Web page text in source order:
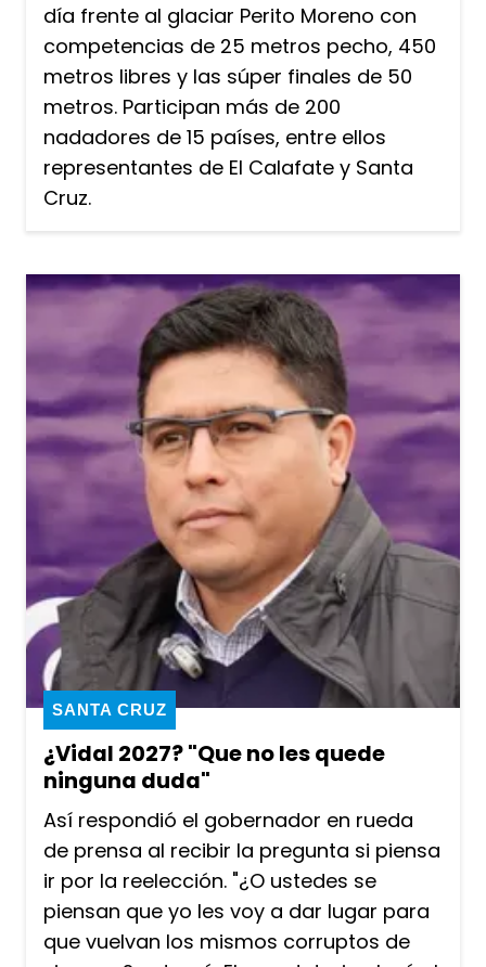
día frente al glaciar Perito Moreno con
competencias de 25 metros pecho, 450
metros libres y las súper finales de 50
metros. Participan más de 200
nadadores de 15 países, entre ellos
representantes de El Calafate y Santa
Cruz.
¿Vidal 2027? "Que no les quede
ninguna duda"
SANTA CRUZ
Así respondió el gobernador en rueda
de prensa al recibir la pregunta si piensa
ir por la reelección. "¿O ustedes se
piensan que yo les voy a dar lugar para
que vuelvan los mismos corruptos de